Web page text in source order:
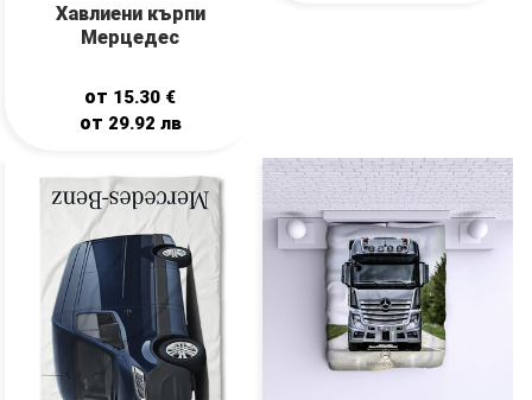
Хавлиени кърпи
Мерцедес
от 15.30 €
от 29.92 лв